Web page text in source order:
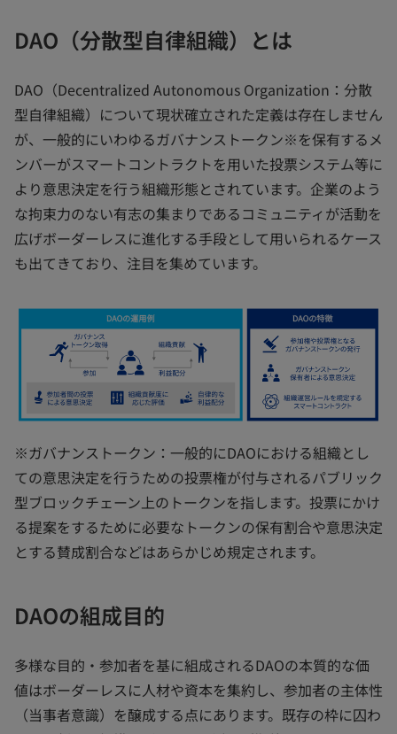
DAO（分散型自律組織）とは
DAO（Decentralized Autonomous Organization：分散
型自律組織）について現状確立された定義は存在しません
が、一般的にいわゆるガバナンストークン※を保有するメ
ンバーがスマートコントラクトを用いた投票システム等に
より意思決定を行う組織形態とされています。企業のよう
な拘束力のない有志の集まりであるコミュニティが活動を
広げボーダーレスに進化する手段として用いられるケース
も出てきており、注目を集めています。
※ガバナンストークン：一般的にDAOにおける組織とし
ての意思決定を行うための投票権が付与されるパブリック
型ブロックチェーン上のトークンを指します。投票にかけ
る提案をするために必要なトークンの保有割合や意思決定
とする賛成割合などはあらかじめ規定されます。
DAOの組成目的
多様な目的・参加者を基に組成されるDAOの本質的な価
値はボーダーレスに人材や資本を集約し、参加者の主体性
（当事者意識）を醸成する点にあります。既存の枠に囚わ